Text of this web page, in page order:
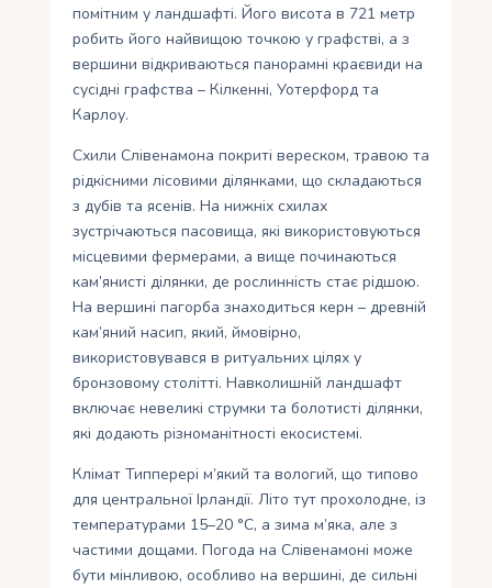
помітним у ландшафті. Його висота в 721 метр
робить його найвищою точкою у графстві, а з
вершини відкриваються панорамні краєвиди на
сусідні графства – Кілкенні, Уотерфорд та
Карлоу.
Схили Слівенамона покриті вереском, травою та
рідкісними лісовими ділянками, що складаються
з дубів та ясенів. На нижніх схилах
зустрічаються пасовища, які використовуються
місцевими фермерами, а вище починаються
кам’янисті ділянки, де рослинність стає рідшою.
На вершині пагорба знаходиться керн – древній
кам’яний насип, який, ймовірно,
використовувався в ритуальних цілях у
бронзовому столітті. Навколишній ландшафт
включає невеликі струмки та болотисті ділянки,
які додають різноманітності екосистемі.
Клімат Типперері м’який та вологий, що типово
для центральної Ірландії. Літо тут прохолодне, із
температурами 15–20 °C, а зима м’яка, але з
частими дощами. Погода на Слівенамоні може
бути мінливою, особливо на вершині, де сильні